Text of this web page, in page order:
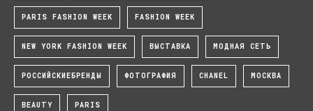
PARIS FASHION WEEK FASHION WEEK
NEW YORK FASHION WEEK ВЫСТАВКА МОДНАЯ СЕТЬ
РОССИЙСКИЕБРЕНДЫ ФОТОГРАФИЯ CHANEL МОСКВА
BEAUTY PARIS